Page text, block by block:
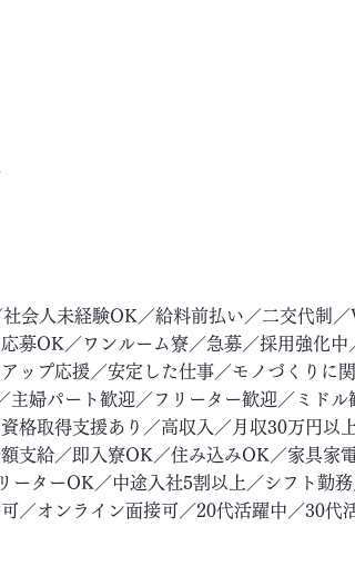
会人未経験OK／給料前払い／二交代制
募OK／ワンルーム寮／急募／採用強化
ップ応援／安定した仕事／モノづくりに
主婦パート歓迎／フリーター歓迎／ミド
格取得支援あり／高収入／月収30万円以
支給／即入寮OK／住み込みOK／家具家
ーターOK／中途入社5割以上／シフト勤
／オンライン面接可／20代活躍中／30